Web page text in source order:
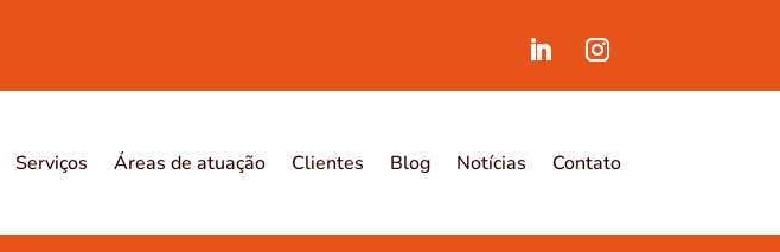
Serviços Áreas de atuação Clientes Blog Notícias Contato